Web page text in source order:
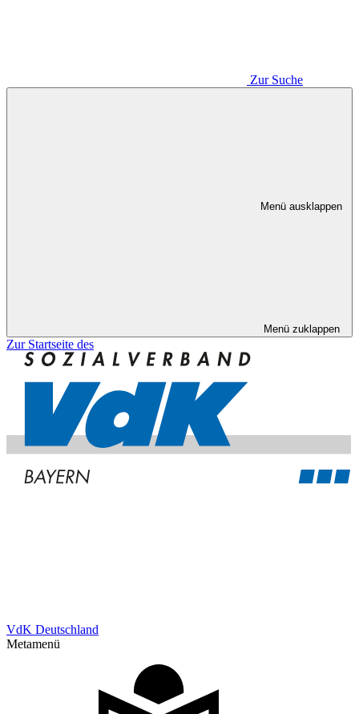
Zur Suche
Menü ausklappen
Menü zuklappen
Zur Startseite des
VdK Deutschland
Metamenü